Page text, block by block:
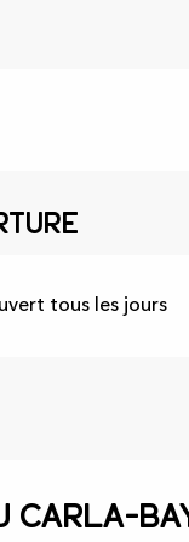
tous les jours
Carla-